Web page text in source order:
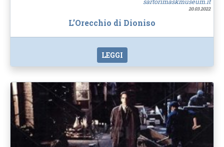
20.03.2022
L’Orecchio di Dioniso
LEGGI